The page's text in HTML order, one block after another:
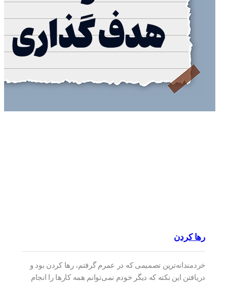
رها کردن
خردمندانه‌ترین تصمیمی که در عمرم گرفتم، رها کردن بود و
دریافتن این نکته که دیگر خودم نمی‌توانم همه کار‌ها را انجام